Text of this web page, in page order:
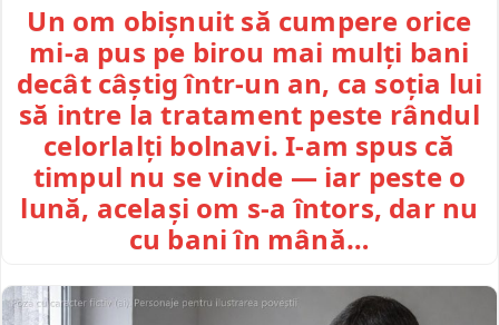
Un om obișnuit să cumpere orice
mi-a pus pe birou mai mulți bani
decât câștig într-un an, ca soția lui
să intre la tratament peste rândul
celorlalți bolnavi. I-am spus că
timpul nu se vinde — iar peste o
lună, același om s-a întors, dar nu
cu bani în mână…